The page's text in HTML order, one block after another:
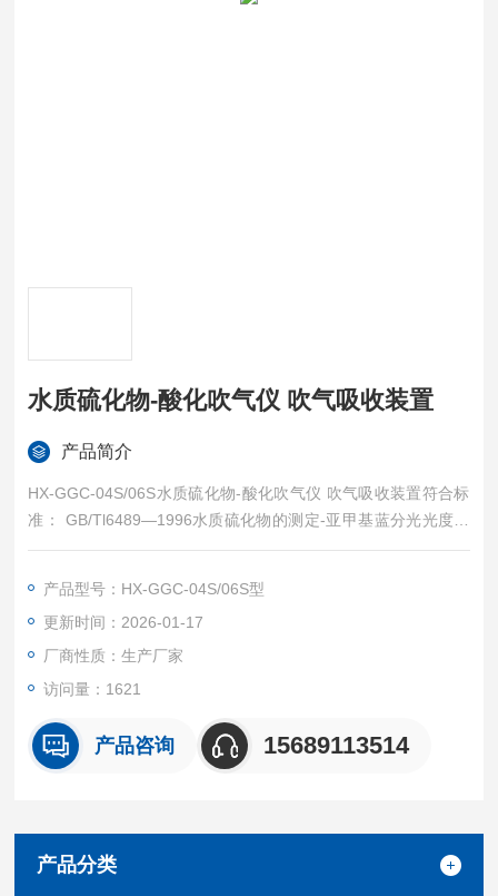
水质硫化物-酸化吹气仪 吹气吸收装置
产品简介
HX-GGC-04S/06S水质硫化物-酸化吹气仪 吹气吸收装置符合标
准： GB/Tl6489—1996水质硫化物的测定-亚甲基蓝分光光度法
水质 硫化物的测定 亚甲基蓝分光光度法（HJ 1226—2021）
产品型号：HX-GGC-04S/06S型
更新时间：2026-01-17
厂商性质：生产厂家
访问量：1621
产品咨询 15689113514
产品分类